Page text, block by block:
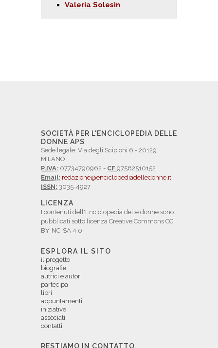
Valeria Solesin
SOCIETÀ PER L'ENCICLOPEDIA DELLE
DONNE APS
Sede legale: Via degli Scipioni 6 - 20129
MILANO
P.IVA: 07734790962 - CF 97562510152
Email: redazione@enciclopediadelledonne.it
ISSN: 3035-4927
LICENZA
I contenuti dell'Enciclopedia delle donne sono
pubblicati sotto licenza Creative Commons CC
BY-NC-SA 4.0.
ESPLORA IL SITO
il progetto
biografie
autrici e autori
partecipa
libri
appuntamenti
iniziative
assòciati
contatti
RESTIAMO IN CONTATTO